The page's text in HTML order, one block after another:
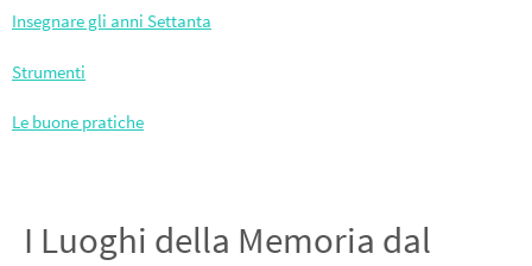
Insegnare gli anni Settanta
Strumenti
Le buone pratiche
I Luoghi della Memoria dal